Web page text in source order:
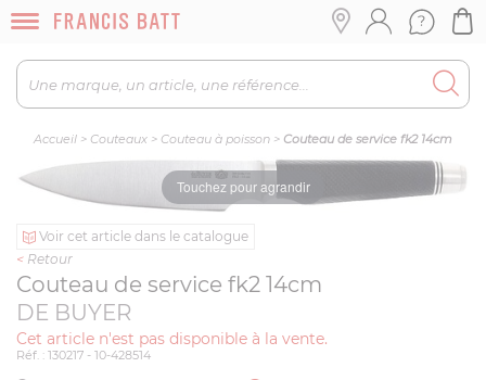
Accueil > Couteaux > Couteau à poisson > Couteau de service fk2 14cm
Touchez pour agrandir
Voir cet article dans le catalogue
< Retour
Couteau de service fk2 14cm
DE BUYER
Cet article n'est pas disponible à la vente.
Réf. : 130217 - 10-428514